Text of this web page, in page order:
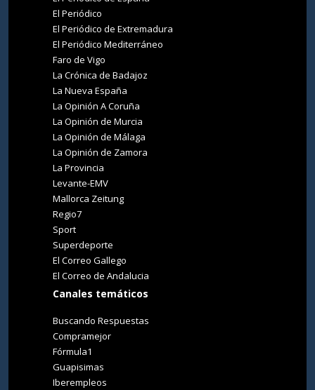
El Periódico
El Periódico de Extremadura
El Periódico Mediterráneo
Faro de Vigo
La Crónica de Badajoz
La Nueva España
La Opinión A Coruña
La Opinión de Murcia
La Opinión de Málaga
La Opinión de Zamora
La Provincia
Levante-EMV
Mallorca Zeitung
Regio7
Sport
Superdeporte
El Correo Gallego
El Correo de Andalucia
Canales temáticos
Buscando Respuestas
Compramejor
Fórmula1
Guapisimas
Iberempleos